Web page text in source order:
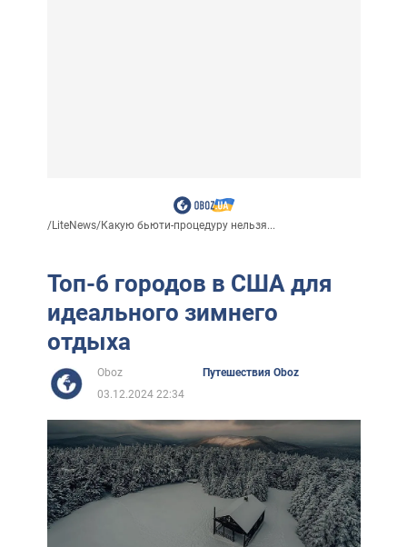
/LiteNews/Какую бьюти-процедуру нельзя...
Топ-6 городов в США для
идеального зимнего
отдыха
Oboz
Путешествия Oboz
03.12.2024 22:34